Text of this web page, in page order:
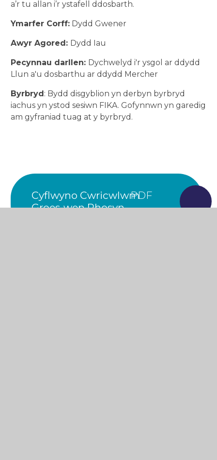
a’r tu allan i’r ystafell ddosbarth.
Ymarfer Corff: Dydd Gwener
Awyr Agored: Dydd Iau
Pecynnau darllen: Dychwelyd i'r ysgol ar ddydd
Llun a'u dosbarthu ar ddydd Mercher
Byrbryd: Bydd disgyblion yn derbyn byrbryd
iachus yn ystod sesiwn FIKA. Gofynnwn yn garedig
am gyfraniad tuag at y byrbryd.
Cyflwyno Cwricwlwm
Groes-wen Rhosyn